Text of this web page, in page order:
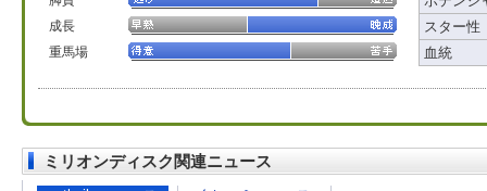
成長
重馬場
スター性
血統
ミリオンディスク関連ニュース